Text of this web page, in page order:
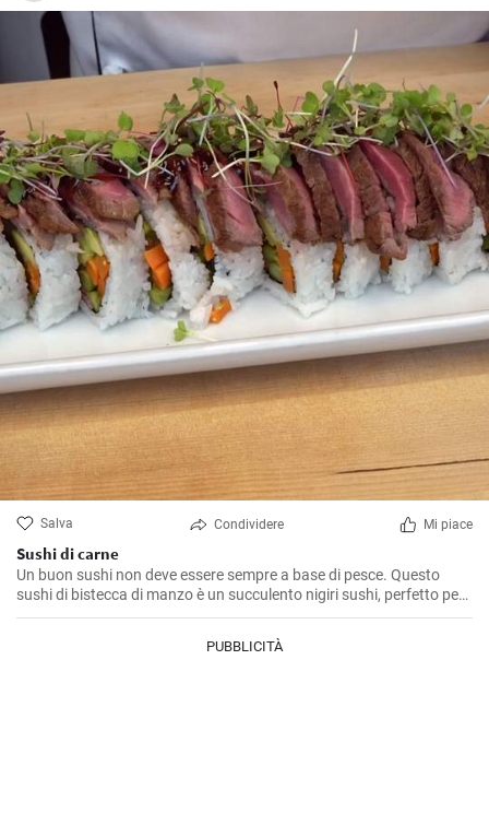
Salva Condividere Mi piace
Sushi di carne
Un buon sushi non deve essere sempre a base di pesce. Questo
sushi di bistecca di manzo è un succulento nigiri sushi, perfetto per i
principianti del sushi. È facile e veloce da preparare. Servitelo con
PUBBLICITÀ